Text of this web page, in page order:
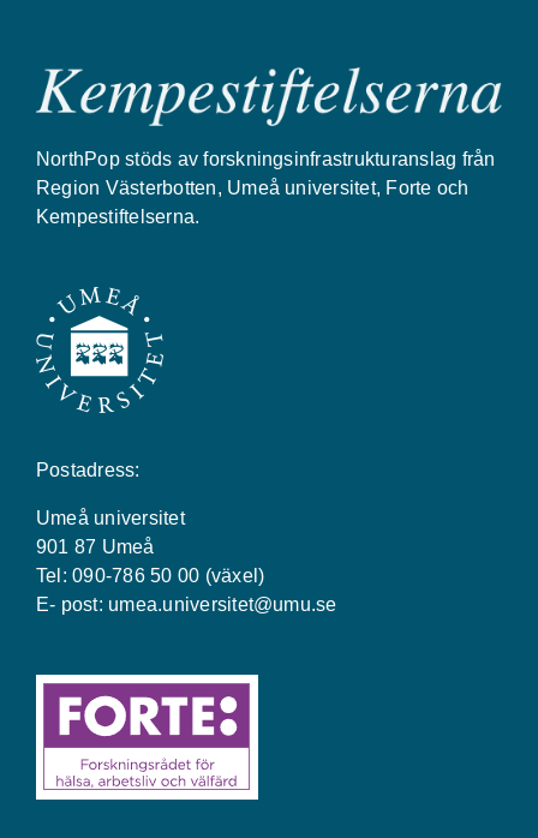
NorthPop stöds av forskningsinfrastrukturanslag från
Region Västerbotten, Umeå universitet, Forte och
Kempestiftelserna.
Postadress:
Umeå universitet
901 87 Umeå
Tel: 090-786 50 00 (växel)
E- post: umea.universitet@umu.se